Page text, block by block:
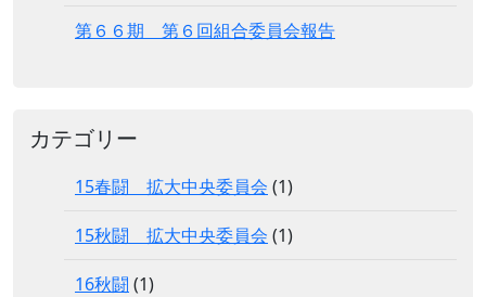
第６６期 第６回組合委員会報告
カテゴリー
15春闘 拡大中央委員会 (1)
15秋闘 拡大中央委員会 (1)
16秋闘 (1)